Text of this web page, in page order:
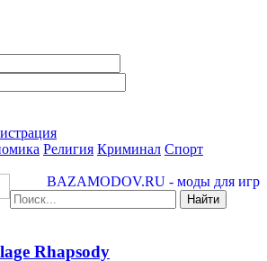
Религия Криминал Спорт
BAZAMODOV.RU - моды для игр
Найти
Rhapsody